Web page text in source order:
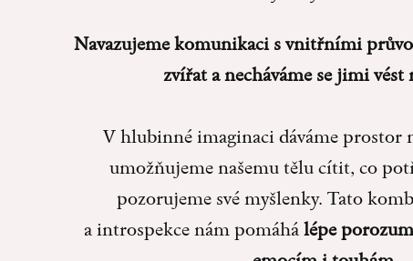
Navazujeme komunikaci s vnitřními
zvířat a necháváme se jimi vést
V hlubinné imaginaci dáváme prostor
umožňujeme našemu tělu cítit, co
pozorujeme své myšlenky. Tato
a introspekce nám pomáhá lépe